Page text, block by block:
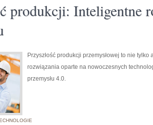
produkcji: Inteligentne
Przyszłość produkcji przemysłowej to nie
rozwiązania oparte na nowoczesnych
przemysłu 4.0.